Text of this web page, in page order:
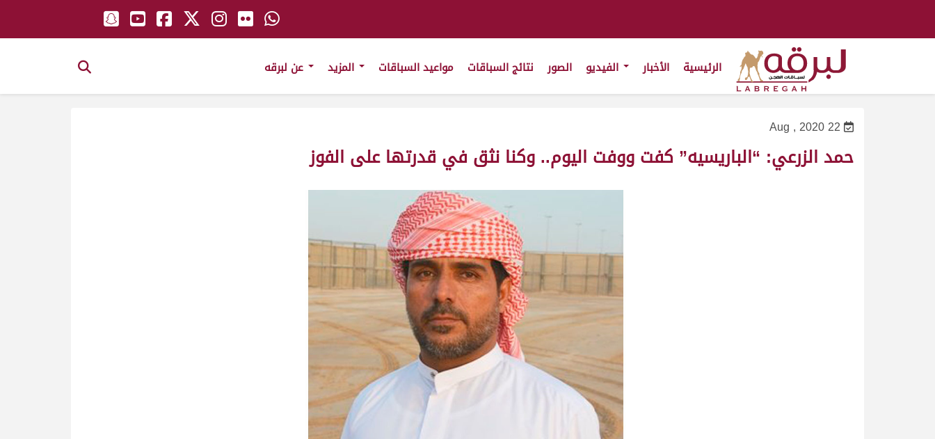
الرئيسية الأخبار الصور نتائج السباقات مواعيد السباقات
22 Aug , 2020
حمد الزرعي: “الباريسيه” كفت ووفت اليوم.. وكنا نثق في قدرتها على الفوز